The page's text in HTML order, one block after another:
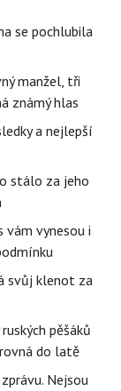
se pochlubila
manžel, tři
známý hlas
a nejlepší
stálo za jeho
vám vynesou i
svůj klenot za
pěšáků
do latě
Nejsou